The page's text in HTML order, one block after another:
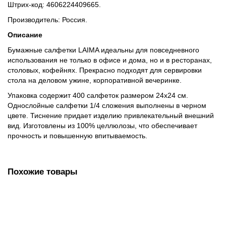
Штрих-код: 4606224409665.
Производитель: Россия.
Описание
Бумажные салфетки LAIMA идеальны для повседневного
использования не только в офисе и дома, но и в ресторанах,
столовых, кофейнях. Прекрасно подходят для сервировки
стола на деловом ужине, корпоративной вечеринке.
Упаковка содержит 400 салфеток размером 24х24 см.
Однослойные салфетки 1/4 сложения выполнены в черном
цвете. Тиснение придает изделию привлекательный внешний
вид. Изготовлены из 100% целлюлозы, что обеспечивает
прочность и повышенную впитываемость.
Похожие товары